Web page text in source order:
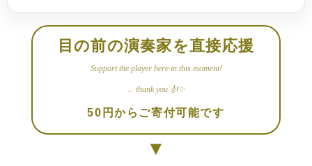
目の前の演奏家を直接応援
Support the player here in this moment!
... thank you 🎻✨
50円からご寄付可能です
▼